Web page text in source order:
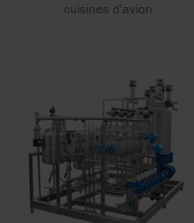
cuisines d'avion